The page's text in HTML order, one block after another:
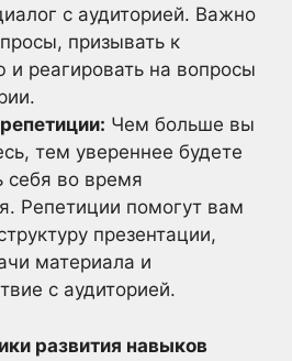
с аудиторией. Важно
призывать к
реагировать на вопросы
Чем больше вы
тем увереннее будете
себя во время
Репетиции помогут вам
презентации,
материала и
с аудиторией.
развития навыков